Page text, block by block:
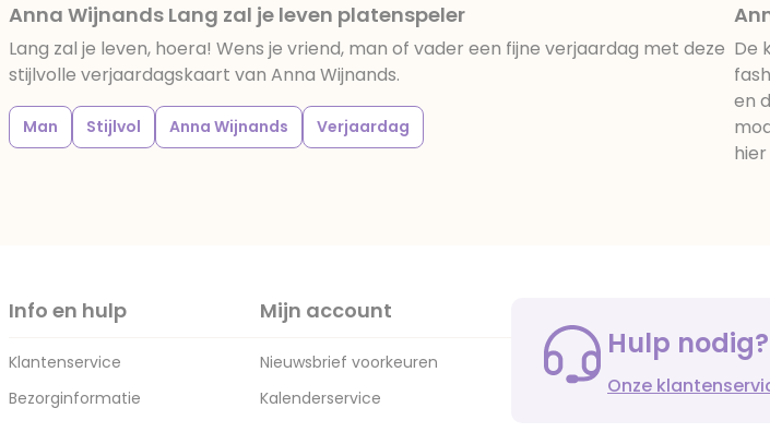
Anna Wijnands Lang zal je leven platenspeler
Lang zal je leven, hoera! Wens je vriend, man of vader een fijne verjaardag met deze
stijlvolle verjaardagskaart van Anna Wijnands.
Man Stijlvol Anna Wijnands Verjaardag
De
en
Info en hulp
Klantenservice
Bezorginformatie
Mijn account
Nieuwsbrief voorkeuren
Kalenderservice
Hulp nodig?
Onze